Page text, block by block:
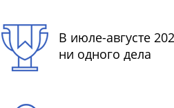
В июле-августе
ни одного дела